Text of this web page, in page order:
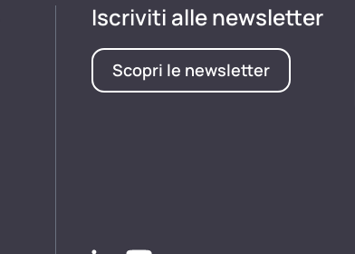
Iscriviti alle newsletter
Scopri le newsletter